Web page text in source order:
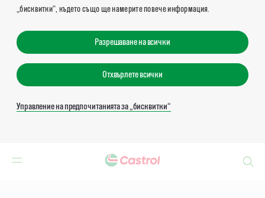
„бисквитки“, където също ще намерите повече информация.
Разрешаване на всички
Отхвърлете всички
Управление на предпочитанията за „бисквитки“